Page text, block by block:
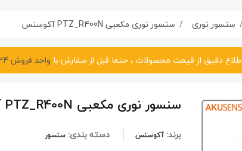
سنسور نوری سنسور نوری مکعبی PTZ_R400N آکوسنس
اطلاع دقیق از قیمت محصولات ، حتما قبل از سفارش با واحد فروش 02138024
سنسور نوری مکعبی PTZ_R400N آکوسنس
برند:آکوسنس دسته بندی: سنسور